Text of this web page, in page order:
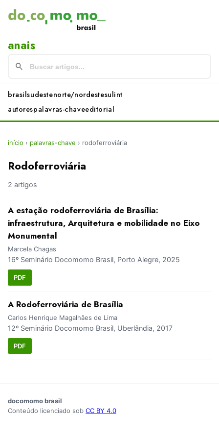
anais
brasilsudestenorte/nordestesulint
autorespalavras-chaveeditorial
início › palavras-chave › rodoferroviária
Rodoferroviária
2 artigos
A estação rodoferroviária de Brasília:
infraestrutura, Arquitetura e mobilidade no Eixo
Monumental
Marcela Chagas
16º Seminário Docomomo Brasil, Porto Alegre, 2025
PDF
A Rodoferroviária de Brasília
Carlos Henrique Magalhães de Lima
12º Seminário Docomomo Brasil, Uberlândia, 2017
PDF
docomomo brasil
Conteúdo licenciado sob CC BY 4.0